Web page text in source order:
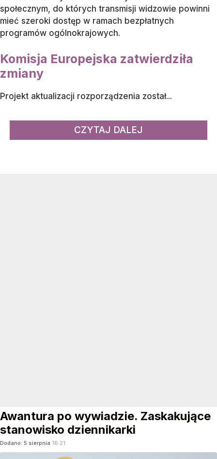
społecznym, do których transmisji widzowie powinni
mieć szeroki dostęp w ramach bezpłatnych
programów ogólnokrajowych.
Komisja Europejska zatwierdziła
zmiany
Projekt aktualizacji rozporządzenia został...
CZYTAJ DALEJ
Awantura po wywiadzie. Zaskakujące
stanowisko dziennikarki
Dodano: 5 sierpnia 16:21